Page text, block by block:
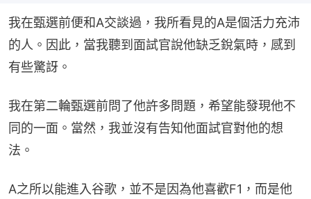
我在甄選前便和A交談過，我所看見的A是個活力充沛
的人。因此，當我聽到面試官說他缺乏銳氣時，感到
有些驚訝。
我在第二輪甄選前問了他許多問題，希望能發現他不
同的一面。當然，我並沒有告知他面試官對他的想
法。
A之所以能進入谷歌，並不是因為他喜歡F1，而是他